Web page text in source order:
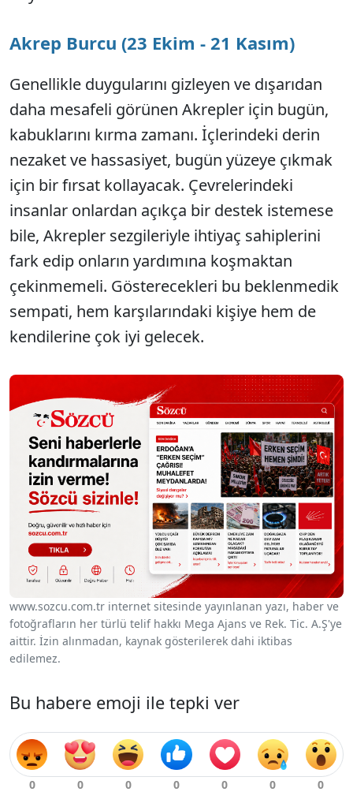
Akrep Burcu (23 Ekim - 21 Kasım)
Genellikle duygularını gizleyen ve dışarıdan
daha mesafeli görünen Akrepler için bugün,
kabuklarını kırma zamanı. İçlerindeki derin
nezaket ve hassasiyet, bugün yüzeye çıkmak
için bir fırsat kollayacak. Çevrelerindeki
insanlar onlardan açıkça bir destek istemese
bile, Akrepler sezgileriyle ihtiyaç sahiplerini
fark edip onların yardımına koşmaktan
çekinmemeli. Gösterecekleri bu beklenmedik
sempati, hem karşılarındaki kişiye hem de
kendilerine çok iyi gelecek.
www.sozcu.com.tr internet sitesinde yayınlanan yazı, haber ve
fotoğrafların her türlü telif hakkı Mega Ajans ve Rek. Tic. A.Ş'ye
aittir. İzin alınmadan, kaynak gösterilerek dahi iktibas
edilemez.
Bu habere emoji ile tepki ver